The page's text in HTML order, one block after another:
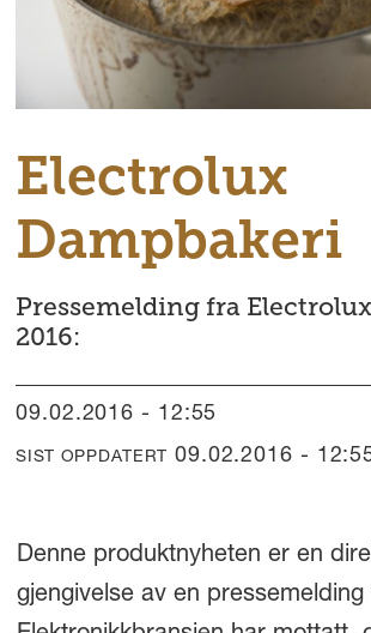
Electrolux
Dampbakeri
Pressemelding fra
2016:
09.02.2016 - 12:55
SIST OPPDATERT 09.02.2016 -
Denne produktnyheten er en
gjengivelse av en